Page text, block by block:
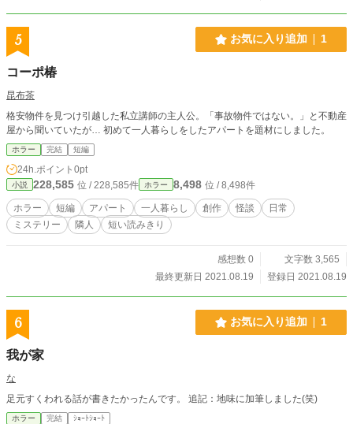
5 お気に入り追加 1
コーポ椿
昆布茶
格安物件を見つけ引越した私立講師の主人公。「事故物件ではない。」と不動産
屋から聞いていたが… 初めて一人暮らしをしたアパートを題材にしました。
ホラー 完結 短編
24h.ポイント 0pt
小説 228,585 位 / 228,585件 ホラー 8,498 位 / 8,498件
ホラー 短編 アパート 一人暮らし 創作 怪談
日常
ミステリー
隣人 短い読みきり
感想数 0
文字数 3,565
最終更新日 2021.08.19
登録日 2021.08.19
6 お気に入り追加 1
我が家
な
足元すくわれる話が書きたかったんです。 追記：地味に加筆しました(笑)
ホラー 完結 ｼｮｰﾄｼｮｰﾄ